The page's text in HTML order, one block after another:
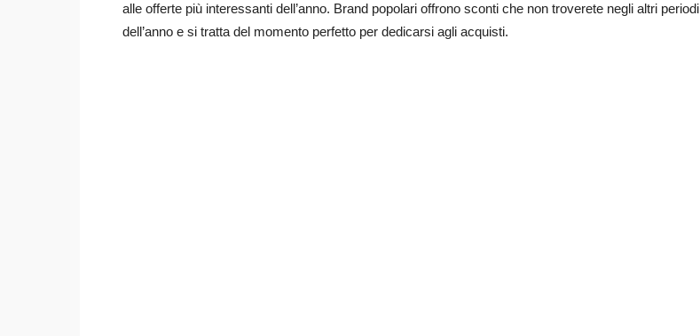
alle offerte più interessanti dell’anno. Brand popolari offrono sconti che non troverete negli altri periodi
dell’anno e si tratta del momento perfetto per dedicarsi agli acquisti.